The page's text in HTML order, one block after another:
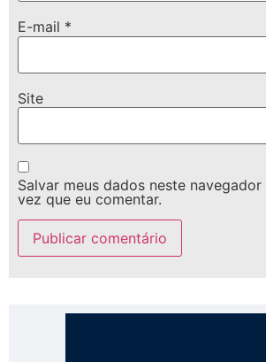
E-mail *
Site
Salvar meus dados neste
vez que eu comentar.